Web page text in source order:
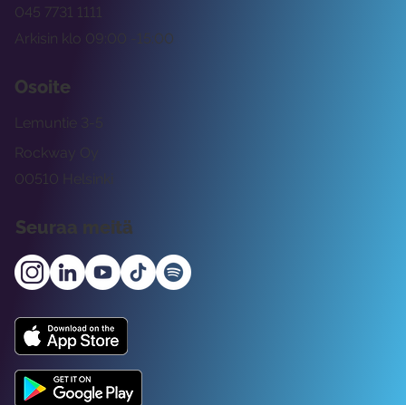
Arkisin klo 09:00 -15:00
045 7731 1111
Osoite
Rockway Oy
Lemuntie 3-5
00510 Helsinki
Seuraa meitä